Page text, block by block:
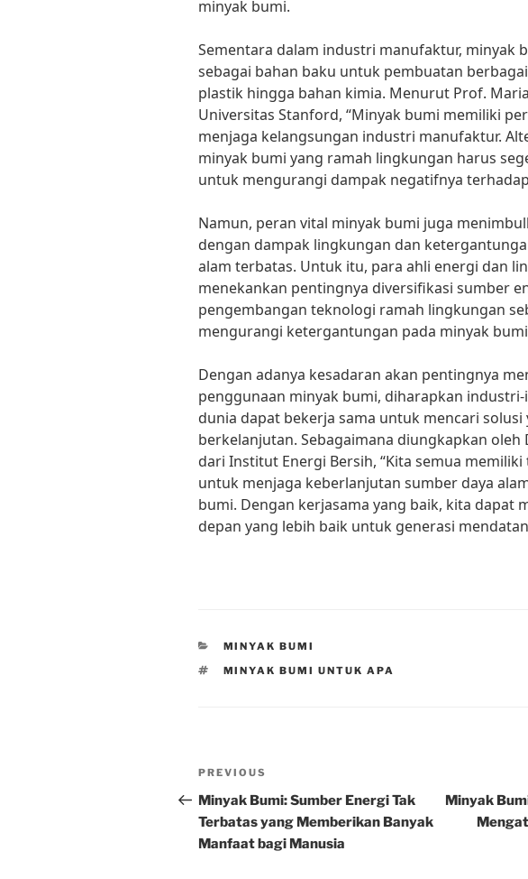
minyak bumi.
Sementara dalam industri manufaktur, minyak
sebagai bahan baku untuk pembuatan
plastik hingga bahan kimia. Menurut Prof.
Universitas Stanford, “Minyak bumi memiliki
menjaga kelangsungan industri manufaktur.
minyak bumi yang ramah lingkungan harus
untuk mengurangi dampak negatifnya
Namun, peran vital minyak bumi juga
dengan dampak lingkungan dan
alam terbatas. Untuk itu, para ahli energi dan
menekankan pentingnya diversifikasi sumber
pengembangan teknologi ramah lingkungan
mengurangi ketergantungan pada minyak
Dengan adanya kesadaran akan pentingnya
penggunaan minyak bumi, diharapkan
dunia dapat bekerja sama untuk mencari solusi
berkelanjutan. Sebagaimana diungkapkan oleh
dari Institut Energi Bersih, “Kita semua
untuk menjaga keberlanjutan sumber daya
bumi. Dengan kerjasama yang baik, kita dapat
depan yang lebih baik untuk generasi
CATEGORIES
MINYAK BUMI
TAGS
MINYAK BUMI UNTUK APA
Post
navigation
Previous
Post
PREVIOUS
Minyak Bumi: Sumber Energi Tak
Terbatas yang Memberikan Banyak
Manfaat bagi Manusia
Minyak